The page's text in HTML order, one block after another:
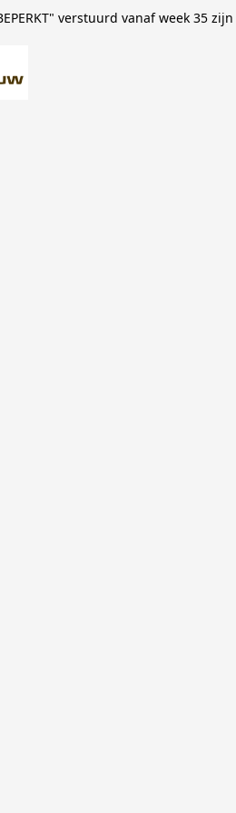
verstuurd vanaf week 35